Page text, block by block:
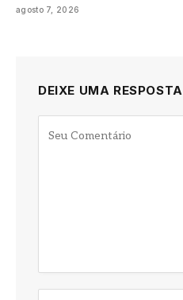
agosto 7, 2026
DEIXE UMA RESPOSTA